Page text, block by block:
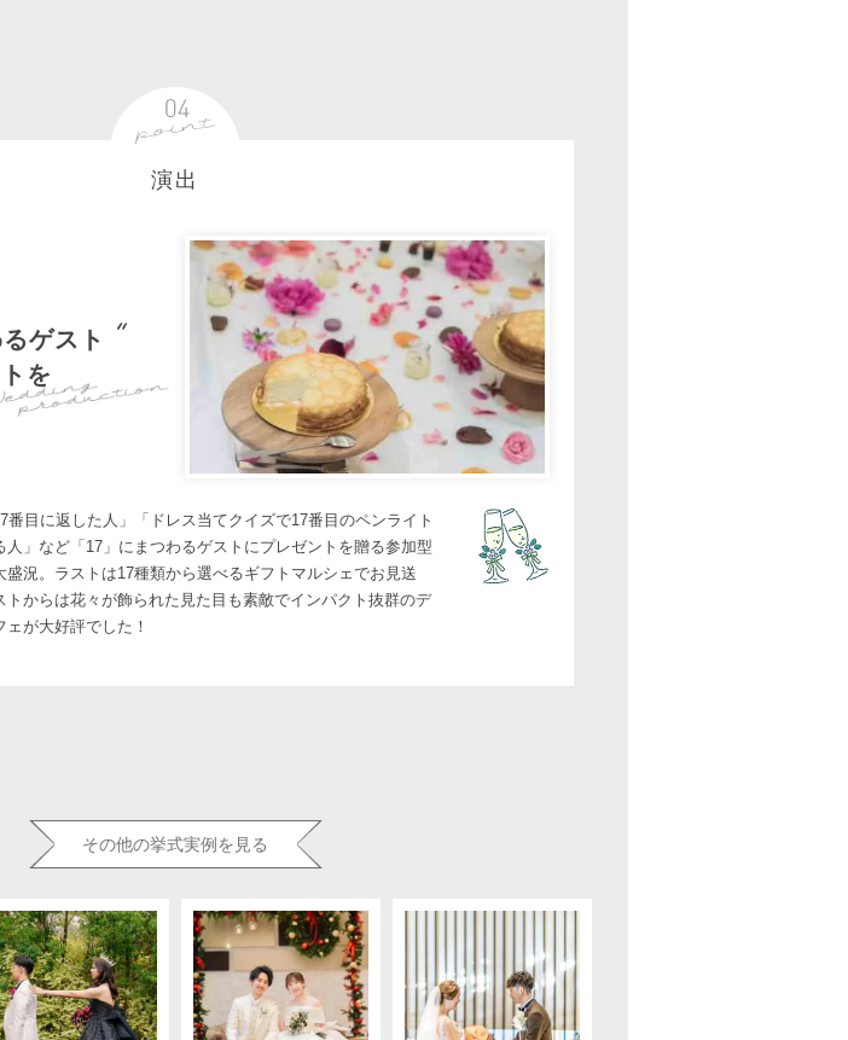
演出
ゲスト
を
番目に返した人」「ドレス当てクイズで17番目のペンライト
人」など「17」にまつわるゲストにプレゼントを贈る参加型
盛況。ラストは17種類から選べるギフトマルシェでお見送
トからは花々が飾られた見た目も素敵でインパクト抜群のデ
ェが大好評でした！
その他の挙式実例を見る